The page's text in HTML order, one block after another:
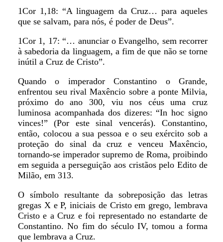
1Cor 1,18: “A linguagem da Cruz… para aqueles
que se salvam, para nós, é poder de Deus”.
1Cor 1, 17: “… anunciar o Evangelho, sem recorrer
à sabedoria da linguagem, a fim de que não se torne
inútil a Cruz de Cristo”.
Quando o imperador Constantino o Grande,
enfrentou seu rival Maxêncio sobre a ponte Milvia,
próximo do ano 300, viu nos céus uma cruz
luminosa acompanhada dos dizeres: “In hoc signo
vinces!” (Por este sinal vencerás). Constantino,
então, colocou a sua pessoa e o seu exército sob a
proteção do sinal da cruz e venceu Maxêncio,
tornando-se imperador supremo de Roma, proibindo
em seguida a perseguição aos cristãos pelo Edito de
Milão, em 313.
O símbolo resultante da sobreposição das letras
gregas X e P, iniciais de Cristo em grego, lembrava
Cristo e a Cruz e foi representado no estandarte de
Constantino. No fim do século IV, tomou a forma
que lembrava a Cruz.